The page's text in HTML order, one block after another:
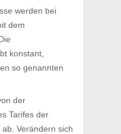
werden bei
dem
konstant,
so genannten
der
Tarifes der
Verändern sich